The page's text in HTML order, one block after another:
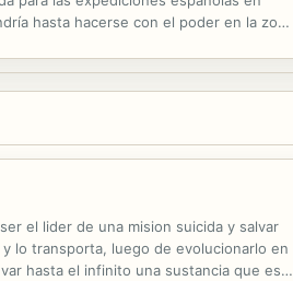
hasta hacerse con el poder en la zona
el lider de una mision suicida y salvar
lo transporta, luego de evolucionarlo en
hasta el infinito una sustancia que esta